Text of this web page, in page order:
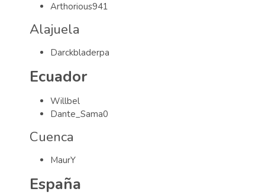
Arthorious941
Alajuela
Darckbladerpa
Ecuador
Willbel
Dante_Sama0
Cuenca
MaurY
España